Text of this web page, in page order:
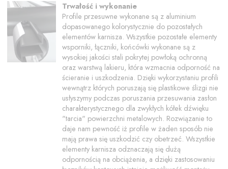
Trwałość i wykonanie
Profile przesuwne wykonane są z aluminium
dopasowanego kolorystycznie do pozostałych
elementów karnisza. Wszystkie pozostałe elementy
wsporniki, łączniki, końcówki wykonane są z
wysokiej jakości stali pokrytej powłoką ochronną
oraz warstwą lakieru, która wzmacnia odporność na
ścieranie i uszkodzenia. Dzięki wykorzystaniu profili
wewnątrz których poruszają się plastikowe ślizgi nie
usłyszymy podczas poruszania przesuwania zasłon
charakterystycznego dla zwykłych kółek dźwięku
"tarcia" powierzchni metalowych. Rozwiązanie to
daje nam pewność iż profile w żaden sposób nie
mają prawa się uszkodzić czy obetrzeć. Wszystkie
elementy karnisza odznaczają się dużą
odpornością na obciążenia, a dzięki zastosowaniu